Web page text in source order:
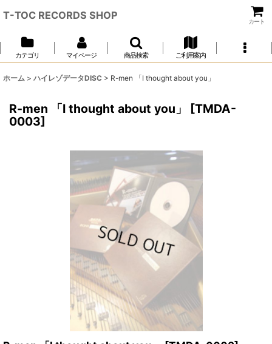
T-TOC RECORDS SHOP
カート
カテゴリ マイページ 商品検索 ご利用案内
ホーム > ハイレゾデータDISC > R-men 「I thought about you」
R-men 「I thought about you」 [TMDA-
0003]